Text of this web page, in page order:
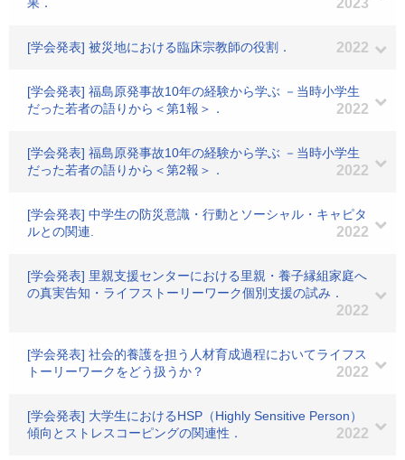
2023
[学会発表] 被災地における臨床宗教師の役割． 2022
[学会発表] 福島原発事故10年の経験から学ぶ －当時小学生
だった若者の語りから＜第1報＞．
2022
[学会発表] 福島原発事故10年の経験から学ぶ －当時小学生
だった若者の語りから＜第2報＞．
2022
[学会発表] 中学生の防災意識・行動とソーシャル・キャピタ
ルとの関連.
2022
[学会発表] 里親支援センターにおける里親・養子縁組家庭へ
の真実告知・ライフストーリーワーク個別支援の試み．
2022
[学会発表] 社会的養護を担う人材育成過程においてライフス
トーリーワークをどう扱うか？
2022
[学会発表] 大学生におけるHSP（Highly Sensitive Person）
傾向とストレスコーピングの関連性．
2022